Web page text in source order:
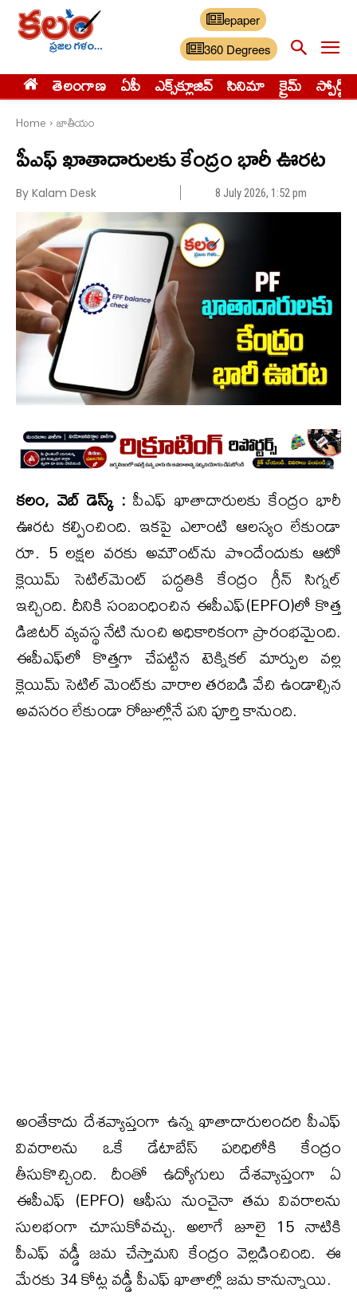
epaper
360 Degrees
తెలంగాణ ఏపీ ఎక్స్‌క్లూజివ్‌ సినిమా క్రైమ్ స్పోర్ట్స్
Home జాతీయం
పీఎఫ్ ఖాతాదారులకు కేంద్రం భారీ ఊరట
By Kalam Desk 8 July 2026, 1:52 pm
కలం, వెబ్ డెస్క్ : పీఎఫ్ ఖాతాదారులకు కేంద్రం భారీ
ఊరట కల్పించింది. ఇకపై ఎలాంటి ఆలస్యం లేకుండా
రూ. 5 లక్షల వరకు అమౌంట్‌ను పొందేందుకు ఆటో
క్లెయిమ్ సెటిల్‌మెంట్ పద్దతికి కేంద్రం గ్రీన్ సిగ్నల్
ఇచ్చింది. దీనికి సంబంధించిన ఈపీఎఫ్‌(EPFO)లో కొత్త
డిజిటర్ వ్యవస్థ నేటి నుంచి అధికారికంగా ప్రారంభమైంది.
ఈపీఎఫ్‌లో కొత్తగా చేపట్టిన టెక్నికల్ మార్పుల వల్ల
క్లెయిమ్ సెటిల్ మెంట్‌కు వారాల తరబడి వేచి ఉండాల్సిన
అవసరం లేకుండా రోజుల్లోనే పని పూర్తి కానుంది.
అంతేకాదు దేశవ్యాప్తంగా ఉన్న ఖాతాదారులందరి పీఎఫ్
వివరాలను ఒకే డేటాబేస్ పరిధిలోకి కేంద్రం
తీసుకొచ్చింది. దీంతో ఉద్యోగులు దేశవ్యాప్తంగా ఏ
ఈపీఎఫ్ (EPFO) ఆఫీసు నుంచైనా తమ వివరాలను
సులభంగా చూసుకోవచ్చు. అలాగే జూలై 15 నాటికి
పీఎఫ్ వడ్డీ జమ చేస్తామని కేంద్రం వెల్లడించింది. ఈ
మేరకు 34 కోట్ల వడ్డీ పీఎఫ్ ఖాతాల్లో జమ కానున్నాయి.